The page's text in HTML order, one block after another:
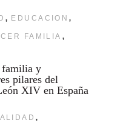
, EDUCACION ,
FAMILIA ,
y
pilares del
XIV en España
,